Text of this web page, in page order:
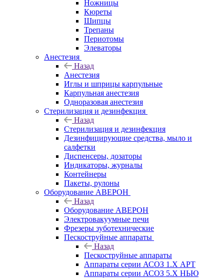
Ножницы
Кюреты
Шипцы
Трепаны
Периотомы
Элеваторы
Анестезия
Назад
Анестезия
Иглы и шприцы карпульные
Карпульная анестезия
Одноразовая анестезия
Стерилизация и дезинфекция
Назад
Стерилизация и дезинфекция
Дезинфицирующие средства, мыло и
салфетки
Диспенсеры, дозаторы
Индикаторы, журналы
Контейнеры
Пакеты, рулоны
Оборудование АВЕРОН
Назад
Оборудование АВЕРОН
Электровакуумные печи
Фрезеры зуботехнические
Пескоструйные аппараты
Назад
Пескоструйные аппараты
Аппараты серии АСОЗ 1.Х АРТ
Аппараты серии АСОЗ 5.Х НЬЮ